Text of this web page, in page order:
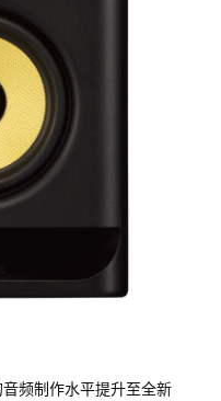
频制作水平提升至全新